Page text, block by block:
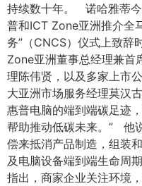
持续数十年。 诺哈雅蒂
普和ICT Zone亚洲推介全
务”（CNCS）仪式上致辞
Zone亚洲董事总经理兼首
理陈伟贤，以及多家上市
大亚洲市场服务经理莫汉
惠普电脑的端到端碳足迹
帮助推动低碳未来。” 他
偿来抵消产品制造，组装
及电脑设备端到端生命周
指出，商家企业关注环境